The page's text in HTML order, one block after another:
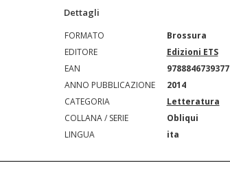
Dettagli
FORMATO
Brossura
EDITORE
Edizioni ETS
EAN
9788846739377
ANNO PUBBLICAZIONE
2014
CATEGORIA
Letteratura
COLLANA / SERIE
Obliqui
LINGUA
ita